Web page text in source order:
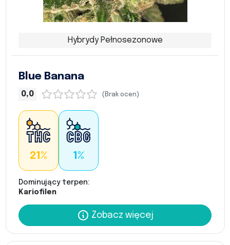
Hybrydy Pełnosezonowe
Blue Banana
0,0 (Brak ocen)
21% 1%
Dominujący terpen:
Kariofilen
Zobacz więcej